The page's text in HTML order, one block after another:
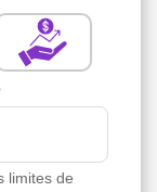
limites de